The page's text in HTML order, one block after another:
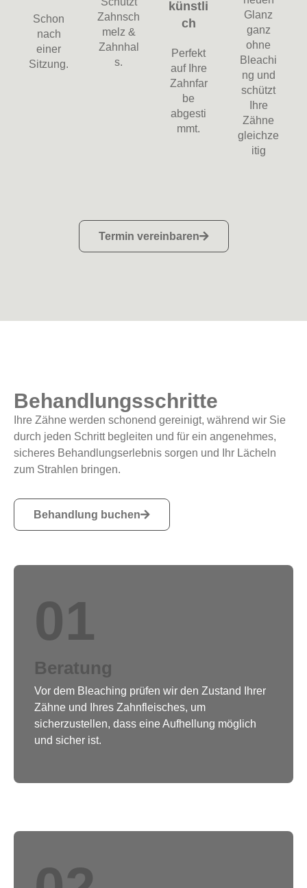
Termin vereinbaren
Behandlungsschritte
Ihre Zähne werden schonend gereinigt, während wir Sie
durch jeden Schritt begleiten und für ein angenehmes,
sicheres Behandlungserlebnis sorgen und Ihr Lächeln
zum Strahlen bringen.
Behandlung buchen
01
Beratung
Vor dem Bleaching prüfen wir den Zustand Ihrer
Zähne und Ihres Zahnfleisches, um
sicherzustellen, dass eine Aufhellung möglich
und sicher ist.